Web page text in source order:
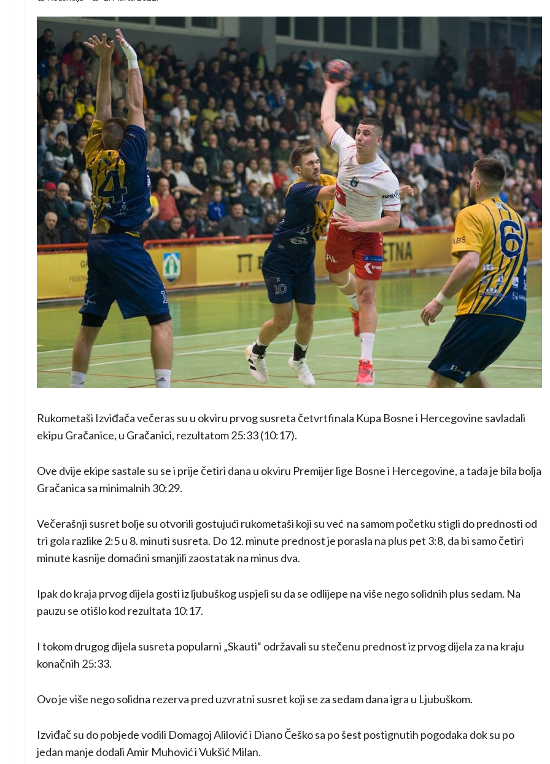
Rukometaši Izviđača večeras su u okviru prvog susreta četvrtfinala Kupa Bosne i Hercegovine savladali
ekipu Gračanice, u Gračanici, rezultatom 25:33 (10:17).
Ove dvije ekipe sastale su se i prije četiri dana u okviru Premijer lige Bosne i Hercegovine, a tada je bila bolja
Gračanica sa minimalnih 30:29.
Večerašnji susret bolje su otvorili gostujući rukometaši koji su već na samom početku stigli do prednosti od
tri gola razlike 2:5 u 8. minuti susreta. Do 12. minute prednost je porasla na plus pet 3:8, da bi samo četiri
minute kasnije domaćini smanjili zaostatak na minus dva.
Ipak do kraja prvog dijela gosti iz ljubuškog uspjeli su da se odlijepe na više nego solidnih plus sedam. Na
pauzu se otišlo kod rezultata 10:17.
I tokom drugog dijela susreta popularni „Skauti“ održavali su stečenu prednost iz prvog dijela za na kraju
konačnih 25:33.
Ovo je više nego solidna rezerva pred uzvratni susret koji se za sedam dana igra u Ljubuškom.
Izviđač su do pobjede vodili Domagoj Alilović i Diano Češko sa po šest postignutih pogodaka dok su po
jedan manje dodali Amir Muhović i Vukšić Milan.